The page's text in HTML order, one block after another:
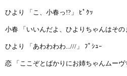
ひより 「こ、小春っ!?」 ﾋﾟｸｯ
小春 「いいんだよ、ひよりちゃんはその
ひより 「あわわわわ...///」 ﾌﾟｼｭｰ
恋 「ここぞとばかりにお姉ちゃんムーヴ